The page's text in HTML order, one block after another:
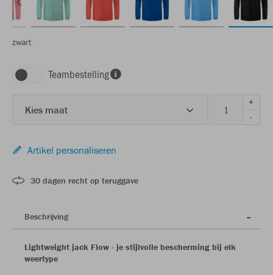
zwart
Teambestelling
Kies maat
+
-
Artikel personaliseren
30 dagen recht op teruggave
Beschrijving
Lightweight jack Flow - je stijlvolle bescherming bij elk
weertype